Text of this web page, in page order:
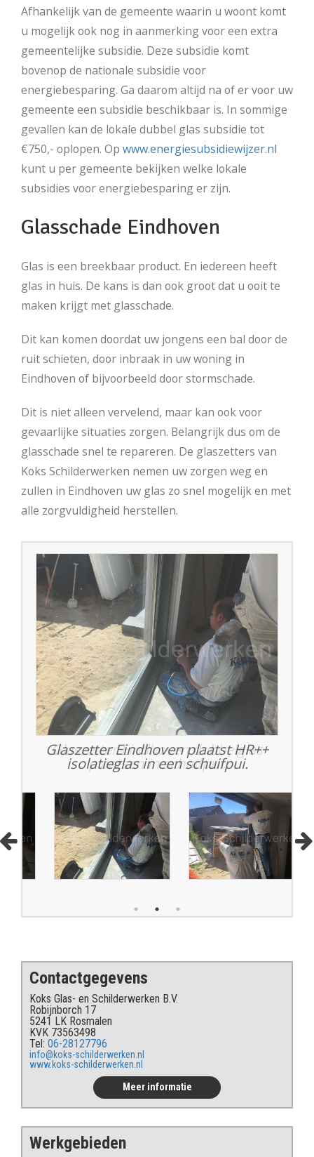
Afhankelijk van de gemeente waarin u woont komt
u mogelijk ook nog in aanmerking voor een extra
gemeentelijke subsidie. Deze subsidie komt
bovenop de nationale subsidie voor
energiebesparing. Ga daarom altijd na of er voor uw
gemeente een subsidie beschikbaar is. In sommige
gevallen kan de lokale dubbel glas subsidie tot
€750,- oplopen. Op www.energiesubsidiewijzer.nl
kunt u per gemeente bekijken welke lokale
subsidies voor energiebesparing er zijn.
Glasschade Eindhoven
Glas is een breekbaar product. En iedereen heeft
glas in huis. De kans is dan ook groot dat u ooit te
maken krijgt met glasschade.
Dit kan komen doordat uw jongens een bal door de
ruit schieten, door inbraak in uw woning in
Eindhoven of bijvoorbeeld door stormschade.
Dit is niet alleen vervelend, maar kan ook voor
gevaarlijke situaties zorgen. Belangrijk dus om de
glasschade snel te repareren. De glaszetters van
Koks Schilderwerken nemen uw zorgen weg en
zullen in Eindhoven uw glas zo snel mogelijk en met
alle zorgvuldigheid herstellen.
Glaszetter Eindhoven dubbelglas
plaatsen in schuifpui.
Glaszetter Eindhoven plaatst HR++
isolatieglas in een schuifpui.
Glaszetter Eindhoven, neuslatten
plaatsen.
Contactgegevens
Koks Glas- en Schilderwerken B.V.
Robijnborch 17
5241 LK Rosmalen
KVK 73563498
Tel: 06-28127796
info@koks-schilderwerken.nl
www.koks-schilderwerken.nl
Meer informatie
Werkgebieden